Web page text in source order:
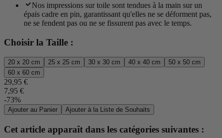
Nos impressions sur toile sont tendues à la main sur un
épais cadre en pin, garantissant qu'elles ne se déforment pas,
ne se fendent pas ou ne se fissurent pas avec le temps.
Choisir la Taille :
20 x 20 cm 25 x 25 cm 30 x 30 cm 40 x 40 cm
50 x 50 cm
60 x 60 cm
29,95 €
7,95 €
-73%
Ajouter au Panier Ajouter à la Liste de Souhaits
Cet article apparaît dans les catégories suivantes :